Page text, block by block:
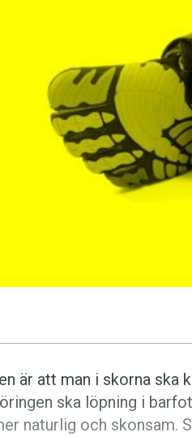
är att man i skorna ska
ska löpning i
naturlig och skonsam.